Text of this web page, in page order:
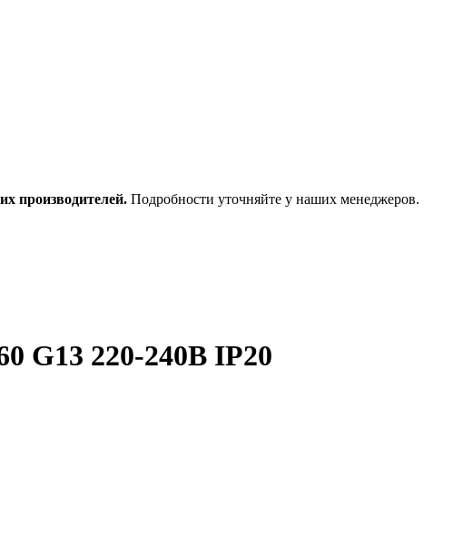
производителей. Подробности уточняйте у наших менеджеров.
G13 220-240В IP20